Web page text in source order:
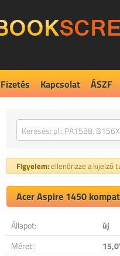
Fizetés Kapcsolat ÁSZF
Figyelem:ellenőrizze a kijelző
Acer Aspire 1450
Állapot:
új
Méret: